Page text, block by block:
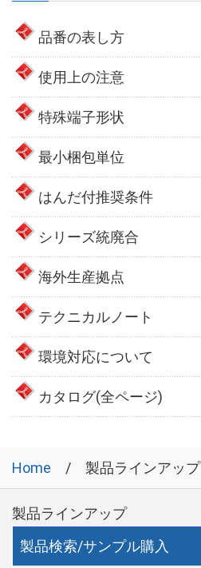
品番の表し方
使用上の注意
特殊端子形状
最小梱包単位
はんだ付推奨条件
シリーズ統廃合
海外生産拠点
テクニカルノート
環境対応について
カタログ(全ページ)
Home 製品ラインアップ
製品ラインアップ
製品検索/サンプル購入